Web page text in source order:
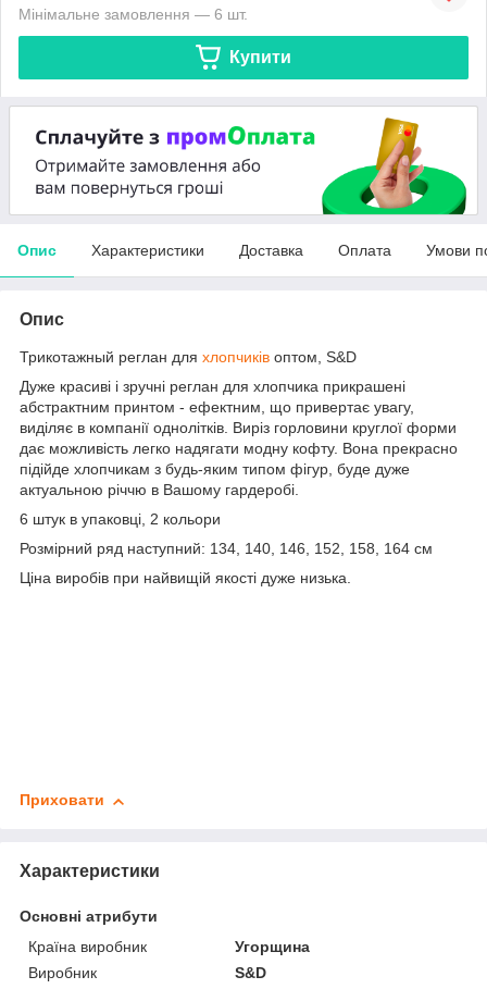
Мінімальне замовлення — 6 шт.
Купити
Опис Характеристики Доставка Оплата Умови
Опис
Трикотажный реглан для хлопчиків оптом, S&D
Дуже красиві і зручні реглан для хлопчика прикрашені
абстрактним принтом - ефектним, що привертає увагу,
виділяє в компанії однолітків. Виріз горловини круглої форми
дає можливість легко надягати модну кофту. Вона прекрасно
підійде хлопчикам з будь-яким типом фігур, буде дуже
актуальною річчю в Вашому гардеробі.
6 штук в упаковці, 2 кольори
Розмірний ряд наступний: 134, 140, 146, 152, 158, 164 см
Ціна виробів при найвищій якості дуже низька.
Приховати
Характеристики
Основні атрибути
Країна виробник
Угорщина
Виробник
S&D